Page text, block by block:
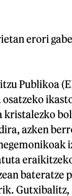
erori
Publikoa
kristalezko
azken
bateratze
Gutxibalitz,